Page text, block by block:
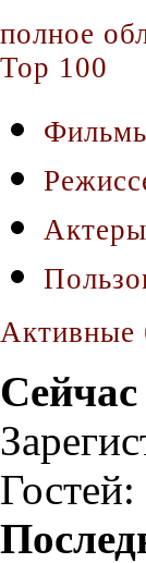
полное
Top 100
Актеры
Активные
Сейчас
Гостей: